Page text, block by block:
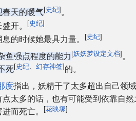
春天的暖气[史纪] 。
开。
[史纪]
的时候她最具力量。 [史纪]
鱼强点程度的能力 [妖妖梦设定文档] 。
死[史纪 幻存神签] 的。
度指出，妖精干了太多超出自己领域
太多的话，也有可能受到依靠自然
而死亡。
[花映塚]